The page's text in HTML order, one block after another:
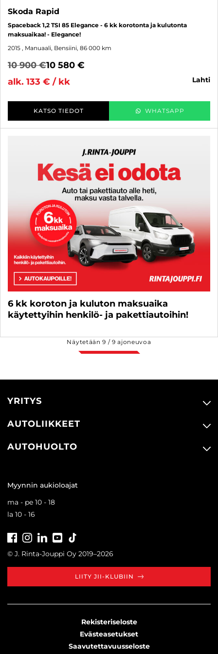
Skoda Rapid
Spaceback 1,2 TSI 85 Elegance - 6 kk korotonta ja kulutonta
maksuaikaa! - Elegance!
2015 , Manuaali, Bensiini, 86 000 km
10 900 €10 580 €
alk. 133 € / kk
lahti
KATSO TIEDOT WHATSAPP
6 kk koroton ja kuluton maksuaika
käytettyihin henkilö- ja pakettiautoihin!
Näytetään9 /9 ajoneuvoa
YRITYS
AUTOLIIKKEET
AUTOHUOLTO
Myynnin aukioloajat
ma - pe 10 - 18
la 10 - 16
FacebookInstagramLinkedInYoutube
© J. Rinta-Jouppi Oy 2019–2026
LIITY JII-KLUBIIN
Rekisteriseloste
Evästeasetukset
Saavutettavuusseloste